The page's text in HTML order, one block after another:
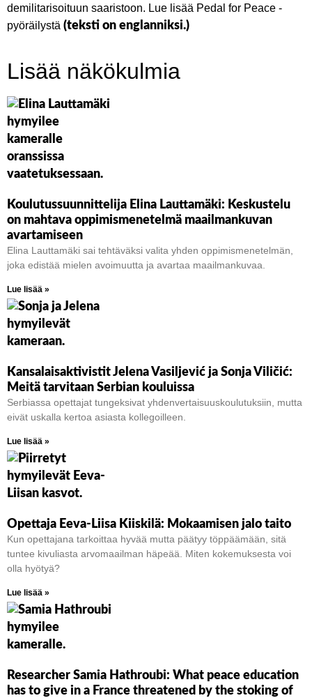
demilitarisoituun saaristoon. Lue lisää Pedal for Peace -
pyöräilystä (teksti on englanniksi.)
Lisää näkökulmia
Koulutussuunnittelija Elina Lauttamäki: Keskustelu
on mahtava oppimismenetelmä maailmankuvan
avartamiseen
Elina Lauttamäki sai tehtäväksi valita yhden oppimismenetelmän,
joka edistää mielen avoimuutta ja avartaa maailmankuvaa.
Lue lisää »
Kansalaisaktivistit Jelena Vasiljević ja Sonja Viličić:
Meitä tarvitaan Serbian kouluissa
Serbiassa opettajat tungeksivat yhdenvertaisuuskoulutuksiin, mutta
eivät uskalla kertoa asiasta kollegoilleen.
Lue lisää »
Opettaja Eeva-Liisa Kiiskilä: Mokaamisen jalo taito
Kun opettajana tarkoittaa hyvää mutta päätyy töppäämään, sitä
tuntee kivuliasta arvomaailman häpeää. Miten kokemuksesta voi
olla hyötyä?
Lue lisää »
Researcher Samia Hathroubi: What peace education
has to give in a France threatened by the stoking of